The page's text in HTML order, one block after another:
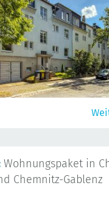
Wohnungspaket in
Chemnitz-Gablenz